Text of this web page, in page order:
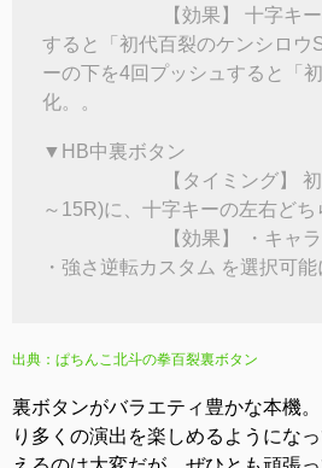
【効果】 十字キーの上
すると「初代百裂のケンシロウ
ーの下を4回プッシュすると「
化。。
▼HB中裏ボタン
【タイミング】 初当
～15R)に、十字キーの左右どち
【効果】 ・キャラク
・強さ逆転カスタム を選択可能
出典：ぱちんこ北斗の拳百裂裏ボタン
裏ボタンがバラエティ豊かな本機
り多くの演出を楽しめるようにな